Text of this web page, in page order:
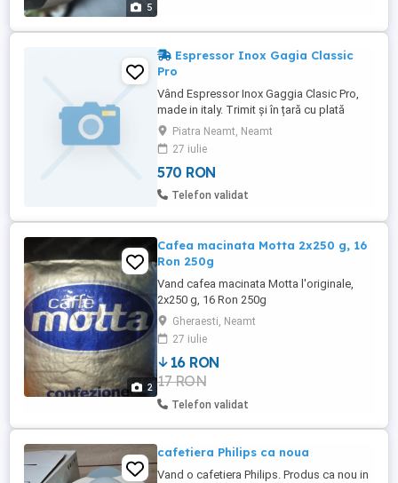
5
Espressor Inox Gagia Classic
Pro
Vând Espressor Inox Gaggia Clasic Pro,
made in italy. Trimit și în țară cu plată
avans curier. Detalii și poze suplimentare
la cerere.
Piatra Neamt, Neamt
27 iulie
570 RON
Telefon validat
2
Cafea macinata Motta 2x250 g, 16
Ron 250g
Vand cafea macinata Motta l'originale,
2x250 g, 16 Ron 250g
Gheraesti, Neamt
27 iulie
16 RON
17 RON
Telefon validat
cafetiera Philips ca noua
Vand o cafetiera Philips. Produs ca nou in